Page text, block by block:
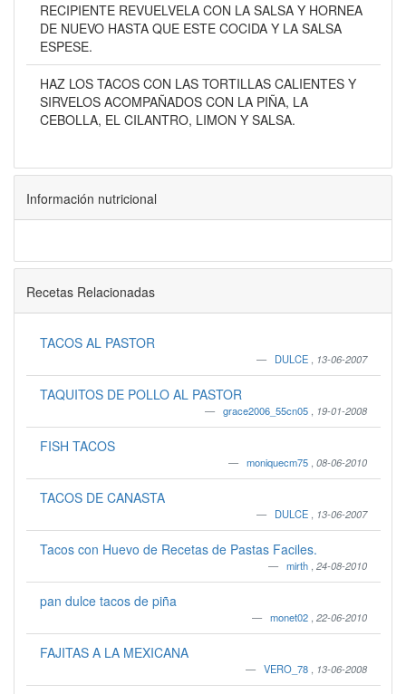
RECIPIENTE REVUELVELA CON LA SALSA Y HORNEA
DE NUEVO HASTA QUE ESTE COCIDA Y LA SALSA
ESPESE.
HAZ LOS TACOS CON LAS TORTILLAS CALIENTES Y
SIRVELOS ACOMPAÑADOS CON LA PIÑA, LA
CEBOLLA, EL CILANTRO, LIMON Y SALSA.
Información nutricional
Recetas Relacionadas
TACOS AL PASTOR
DULCE 13-06-2007
TAQUITOS DE POLLO AL PASTOR
grace2006_55cn05 19-01-2008
FISH TACOS
moniquecm75 08-06-2010
TACOS DE CANASTA
DULCE 13-06-2007
Tacos con Huevo de Recetas de Pastas Faciles.
mirth 24-08-2010
pan dulce tacos de piña
monet02 22-06-2010
FAJITAS A LA MEXICANA
VERO_78 13-06-2008